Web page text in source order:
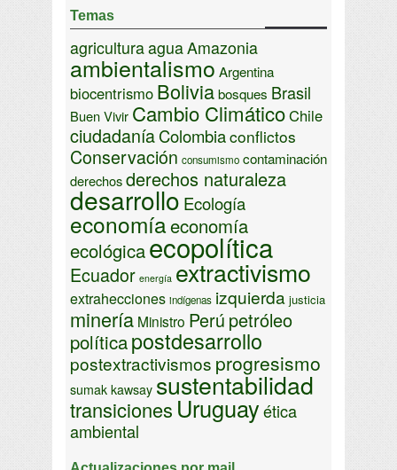
Temas
agriculturaaguaAmazonia
ambientalismo Argentina
biocentrismo Boliviabosques Brasil
Buen Vivir Cambio ClimáticoChile
ciudadaníaColombiaconflictos
Conservación consumismo contaminación
derechosderechos naturaleza
desarrollo Ecología
economíaeconomía
ecológicaecopolítica
Ecuador energía extractivismo
extrahecciones indígenas izquierda justicia
minería Ministro Perú petróleo
políticapostdesarrollo
postextractivismos progresismo
sumak kawsay sustentabilidad
transiciones Uruguayética
ambiental